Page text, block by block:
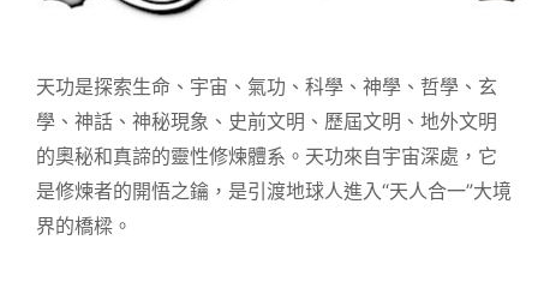
天功是探索生命、宇宙、氣功、科學、神學、哲學、玄
學、神話、神秘現象、史前文明、歷屆文明、地外文明
的奧秘和真諦的靈性修煉體系。天功來自宇宙深處，它
是修煉者的開悟之鑰，是引渡地球人進入“天人合一”大境
界的橋樑。